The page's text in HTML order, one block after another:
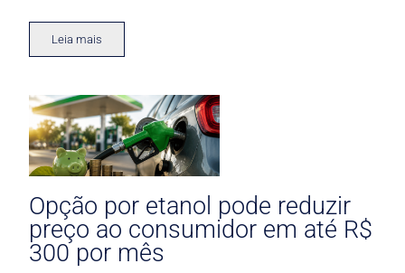
Leia mais
Opção por etanol pode reduzir
preço ao consumidor em até R$
300 por mês